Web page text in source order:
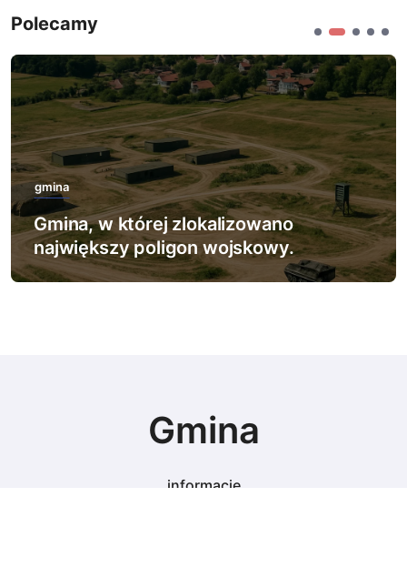
Polecamy
gmina
Gmina, w której zlokalizowano
największy poligon wojskowy.
Gmina
informacje